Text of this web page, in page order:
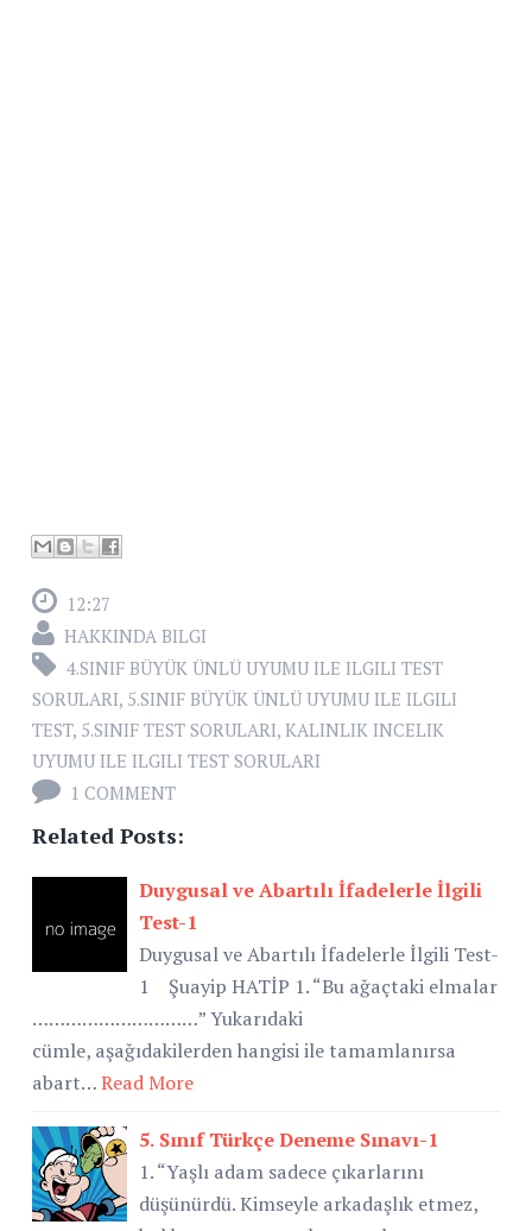
12:27
HAKKINDA BILGI
4.SINIF BÜYÜK ÜNLÜ UYUMU ILE ILGILI TEST
SORULARI, 5.SINIF BÜYÜK ÜNLÜ UYUMU ILE ILGILI
TEST, 5.SINIF TEST SORULARI, KALINLIK INCELIK
UYUMU ILE ILGILI TEST SORULARI
1 COMMENT
Related Posts:
Duygusal ve Abartılı İfadelerle İlgili
Test-1
Duygusal ve Abartılı İfadelerle İlgili Test-
1 Şuayip HATİP 1. “Bu ağaçtaki elmalar
…………………………” Yukarıdaki
cümle, aşağıdakilerden hangisi ile tamamlanırsa
abart…Read More
5. Sınıf Türkçe Deneme Sınavı-1
1. “Yaşlı adam sadece çıkarlarını
düşünürdü. Kimseyle arkadaşlık etmez,